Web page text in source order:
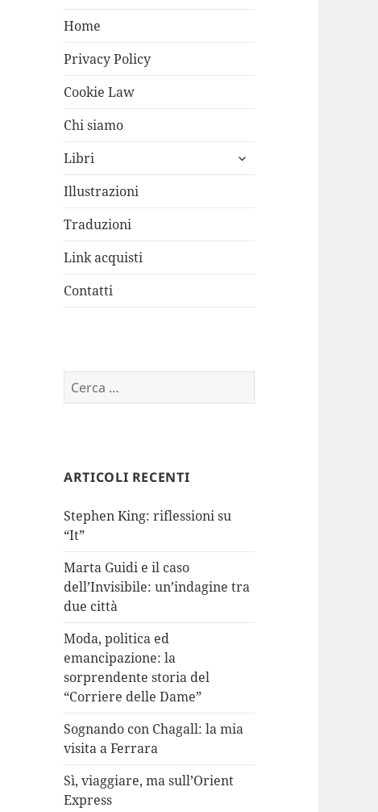
Home
Privacy Policy
Cookie Law
Chi siamo
Libri
apri
Illustrazioni
Traduzioni
Link acquisti
Contatti
Ricerca
per:
ARTICOLI RECENTI
Stephen King: riflessioni su
“It”
Marta Guidi e il caso
dell’Invisibile: un’indagine tra
due città
Moda, politica ed
emancipazione: la
sorprendente storia del
“Corriere delle Dame”
Sognando con Chagall: la mia
visita a Ferrara
Sì, viaggiare, ma sull’Orient
Express